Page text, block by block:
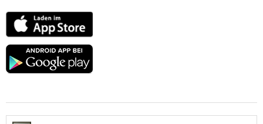
App
Store
Google